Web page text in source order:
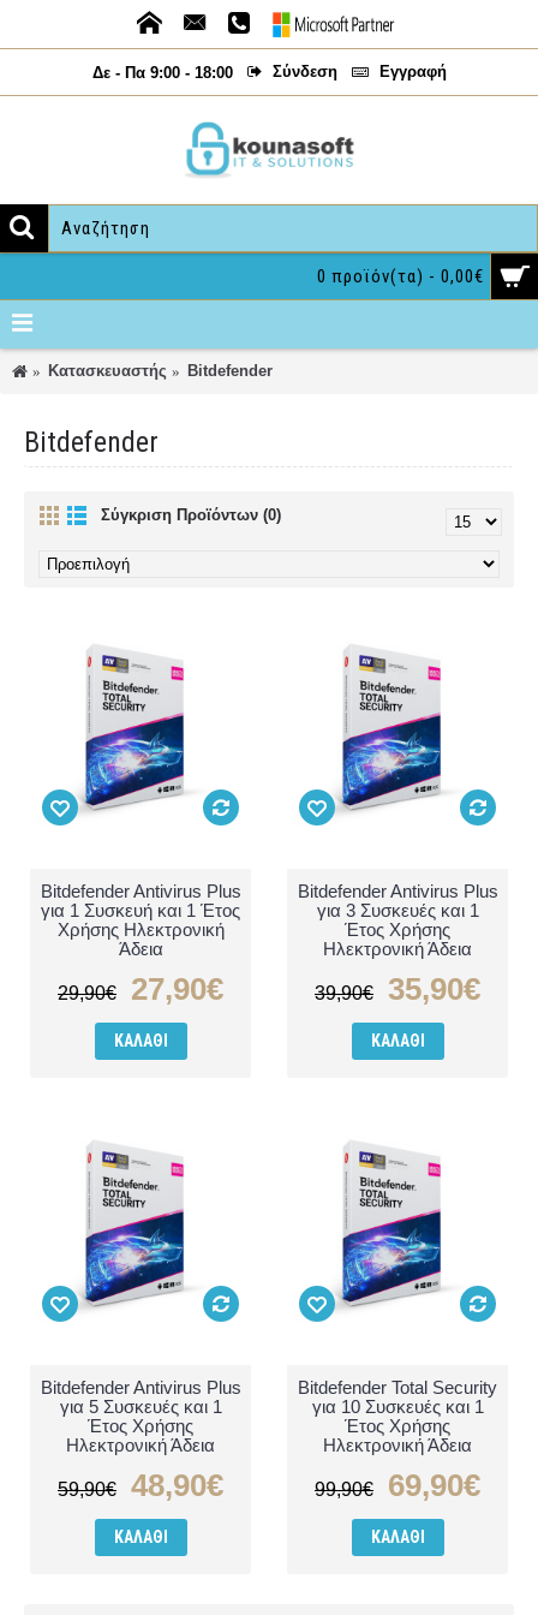
Δε - Πα 9:00 - 18:00 Σύνδεση Εγγραφή
0 προϊόν(τα) - 0,00€
Κατασκευαστής Bitdefender
Bitdefender
Σύγκριση Προϊόντων (0)
Bitdefender Antivirus Plus
για 1 Συσκευή και 1 Έτος
Χρήσης Ηλεκτρονική
Άδεια
29,90€ 27,90€
ΚΑΛΆΘΙ
Bitdefender Antivirus Plus
για 3 Συσκευές και 1
Έτος Χρήσης
Ηλεκτρονική Άδεια
39,90€ 35,90€
ΚΑΛΆΘΙ
Bitdefender Antivirus Plus
για 5 Συσκευές και 1
Έτος Χρήσης
Ηλεκτρονική Άδεια
59,90€ 48,90€
ΚΑΛΆΘΙ
Bitdefender Total Security
για 10 Συσκευές και 1
Έτος Χρήσης
Ηλεκτρονική Άδεια
99,90€ 69,90€
ΚΑΛΆΘΙ